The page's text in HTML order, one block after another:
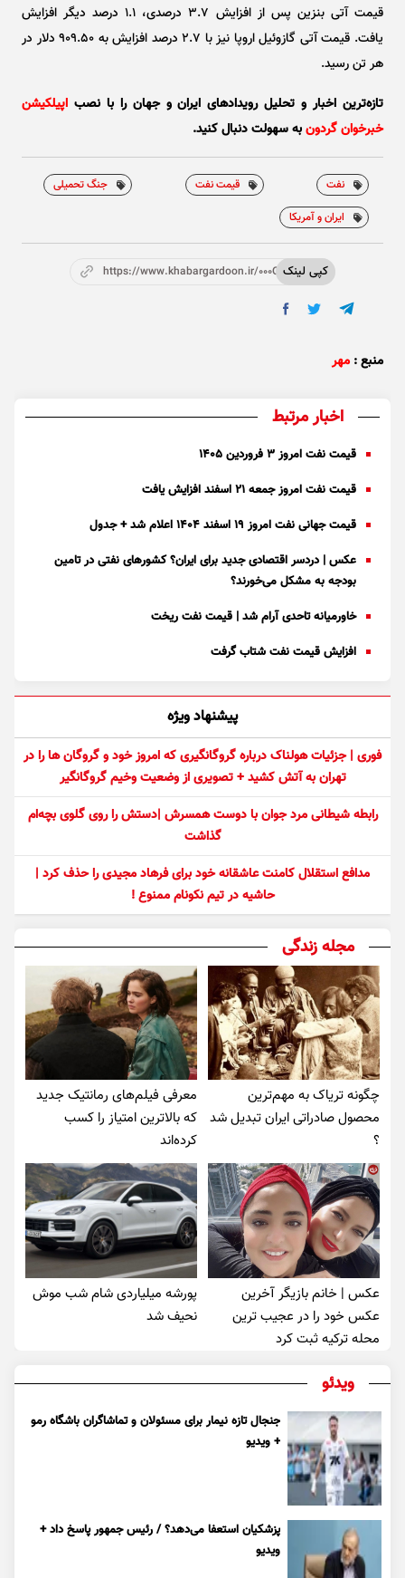
قیمت آتی بنزین پس از افزایش ۳.۷ درصدی، ۱.۱ درصد دیگر افزایش
یافت. قیمت آتی گازوئیل اروپا نیز با ۲.۷ درصد افزایش به ۹۰۹.۵۰ دلار در
هر تن رسید.
تازه‌ترین اخبار و تحلیل‌ رویدادهای ایران و جهان را با نصب اپیلکیشن
خبرخوان گردونبه سهولت دنبال کنید.
نفت قیمت نفت
جنگ تحمیلی
ایران و آمریکا
کپی لینکhttps://www.khabargardoon.ir/000OzF
منبع : مهر
اخبار مرتبط
قیمت نفت امروز ۳ فروردین ۱۴۰۵
قیمت نفت امروز جمعه ۲۱ اسفند افزایش یافت
قیمت جهانی نفت امروز ۱۹ اسفند ۱۴۰۴ اعلام شد + جدول
عکس | دردسر اقتصادی جدید برای ایران؟ کشورهای نفتی در تامین
بودجه به مشکل می‌خورند؟
خاورمیانه تاحدی آرام شد | قیمت نفت ریخت
افزایش قیمت نفت شتاب گرفت
پیشنهاد ویژه
فوری | جزئیات هولناک درباره گروگانگیری که امروز خود و گروگان ها را در
تهران به آتش کشید + تصویری از وضعیت وخیم گروگانگیر
رابطه شیطانی مرد جوان با دوست همسرش |دستش را روی گلوی بچه‌ام
گذاشت
مدافع استقلال کامنت عاشقانه خود برای فرهاد مجیدی را حذف کرد |
حاشیه در تیم نکونام ممنوع !
مجله زندگی
چگونه تریاک به مهم‌ترین
محصول صادراتی ایران تبدیل شد
؟
معرفی فیلم‌های رمانتیک جدید
که بالاترین امتیاز را کسب
کرده‌اند
عکس | خانم بازیگر آخرین
عکس خود را در عجیب ترین
محله ترکیه ثبت کرد
پورشه میلیاردی شام شب موش‌
نحیف شد
ویدئو
جنجال تازه نیمار برای مسئولان و تماشاگران باشگاه رمو
+ ویدیو
پزشکیان استعفا می‌دهد؟ / رئیس جمهور پاسخ داد +
ویدیو